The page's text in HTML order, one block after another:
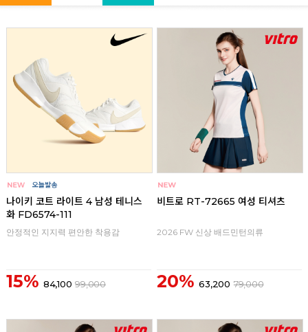
나이키 코트 라이트 4 남성 테니스
화 FD6574-111
안정적인 지지력 편안한 착용감
15% 84,100 99,000
비트로 RT-72665 여성 티셔츠
2026 FW 신상 배드민턴의류
20% 63,200 79,000